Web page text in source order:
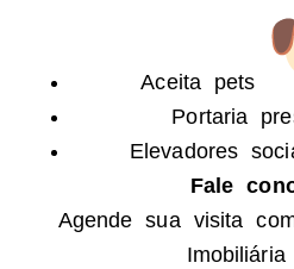
Aceita pets
Portaria
Elevadores
Fale
Agende sua visita